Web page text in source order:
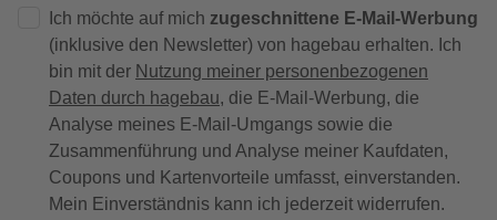
Ich möchte auf mich zugeschnittene E-Mail-Werbung
(inklusive den Newsletter) von hagebau erhalten. Ich
bin mit der Nutzung meiner personenbezogenen
Daten durch hagebau, die E-Mail-Werbung, die
Analyse meines E-Mail-Umgangs sowie die
Zusammenführung und Analyse meiner Kaufdaten,
Coupons und Kartenvorteile umfasst, einverstanden.
Mein Einverständnis kann ich jederzeit widerrufen.